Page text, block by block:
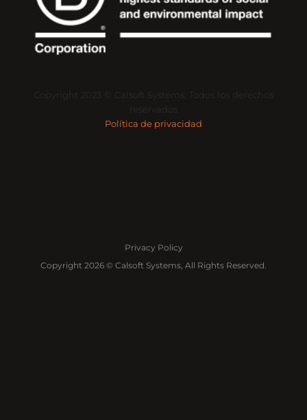
Calsoft
Política de privacidad
Privacy Policy
Copyright 2026 © Calsoft Systems, All Rights Reserved.